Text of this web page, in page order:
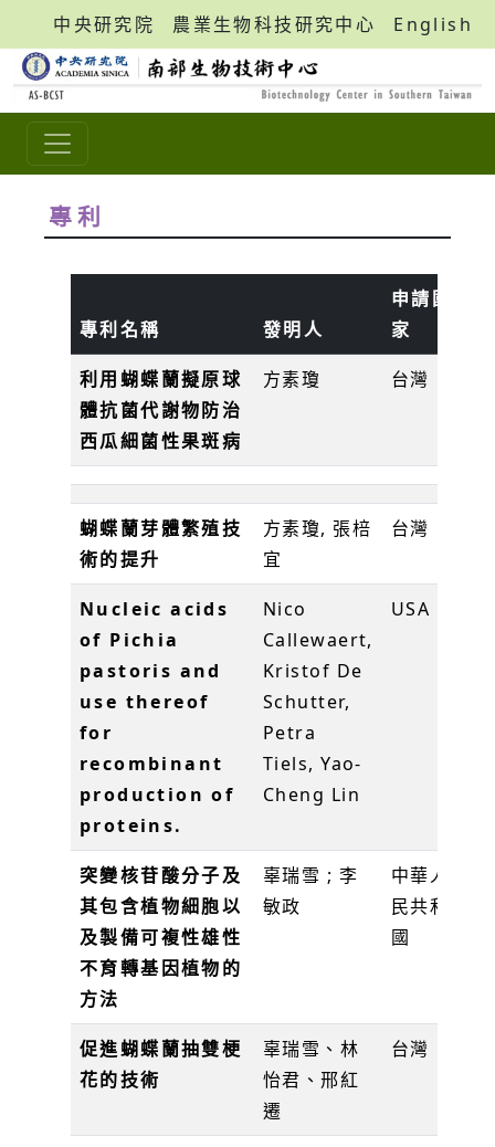
中央研究院 農業生物科技研究中心 English
專利
專利名稱 發明人
申請國
家
利用蝴蝶蘭擬原球
體抗菌代謝物防治
西瓜細菌性果斑病
方素瓊 台灣
蝴蝶蘭芽體繁殖技
術的提升
方素瓊, 張棓
宜
台灣
Nucleic acids
of Pichia
pastoris and
use thereof
for
recombinant
production of
proteins.
Nico
Callewaert,
Kristof De
Schutter,
Petra
Tiels, Yao-
Cheng Lin
USA
突變核苷酸分子及
其包含植物細胞以
及製備可複性雄性
不育轉基因植物的
方法
辜瑞雪 ; 李
敏政
中華人
民共和
國
促進蝴蝶蘭抽雙梗
花的技術
辜瑞雪、林
怡君、邢紅
遷
台灣